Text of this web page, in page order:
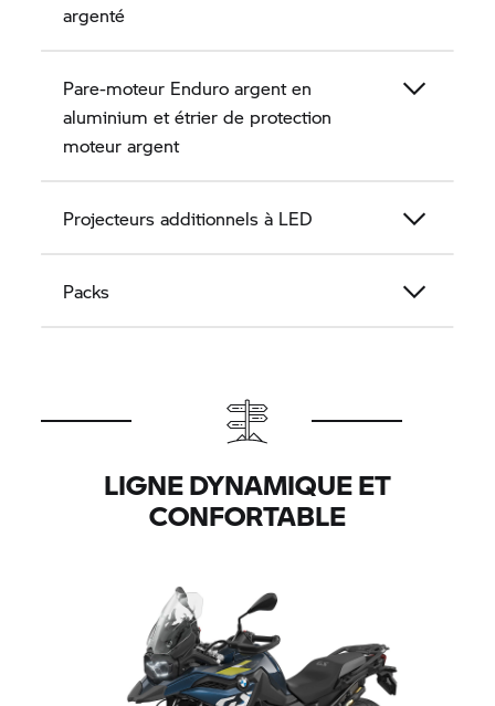
argenté
Pare-moteur Enduro argent en
aluminium et étrier de protection
moteur argent
Projecteurs additionnels à LED
Packs
LIGNE DYNAMIQUE ET
CONFORTABLE